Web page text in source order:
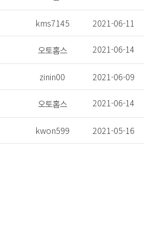
kms7145 2021-06-11
2021-06-14
zinin00 2021-06-09
2021-06-14
kwon599 2021-05-16